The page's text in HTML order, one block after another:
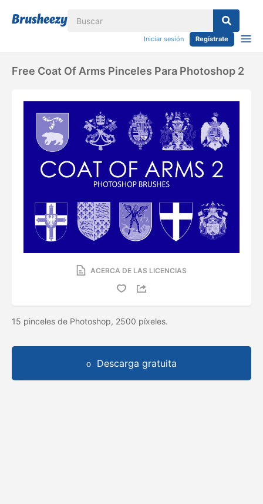
Iniciar sesión Regístrate
Free Coat Of Arms Pinceles Para Photoshop 2
ACERCA DE LAS LICENCIAS
15 pinceles de Photoshop, 2500 píxeles.
Descarga gratuita